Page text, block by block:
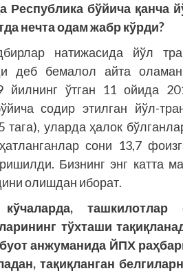
Республика бўйича қанча
нечта одам жабр кўрди?
натижасида йўл
деб бемалол айта
йилнинг ўтган 11 ойида
содир этилган йўл-
тага), уларда ҳалок
сони 13,7
Бизнинг энг катта
олишдан иборат.
ташкилотлар
тўхташи
анжуманида ЙПХ
тақиқланган